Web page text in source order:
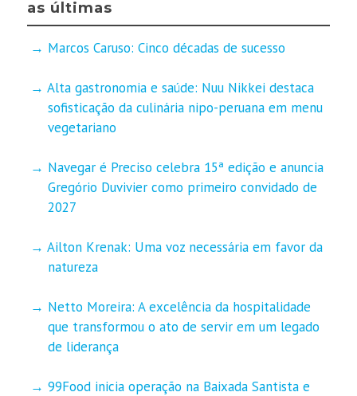
as últimas
Marcos Caruso: Cinco décadas de sucesso
Alta gastronomia e saúde: Nuu Nikkei destaca
sofisticação da culinária nipo-peruana em menu
vegetariano
Navegar é Preciso celebra 15ª edição e anuncia
Gregório Duvivier como primeiro convidado de
2027
Ailton Krenak: Uma voz necessária em favor da
natureza
Netto Moreira: A excelência da hospitalidade
que transformou o ato de servir em um legado
de liderança
99Food inicia operação na Baixada Santista e